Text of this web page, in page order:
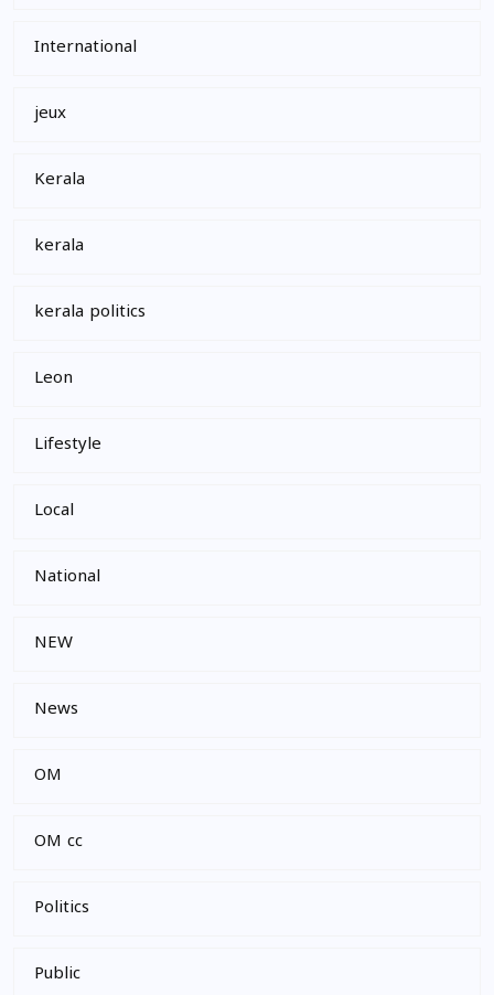
International
jeux
Kerala
kerala
kerala politics
Leon
Lifestyle
Local
National
NEW
News
OM
OM cc
Politics
Public